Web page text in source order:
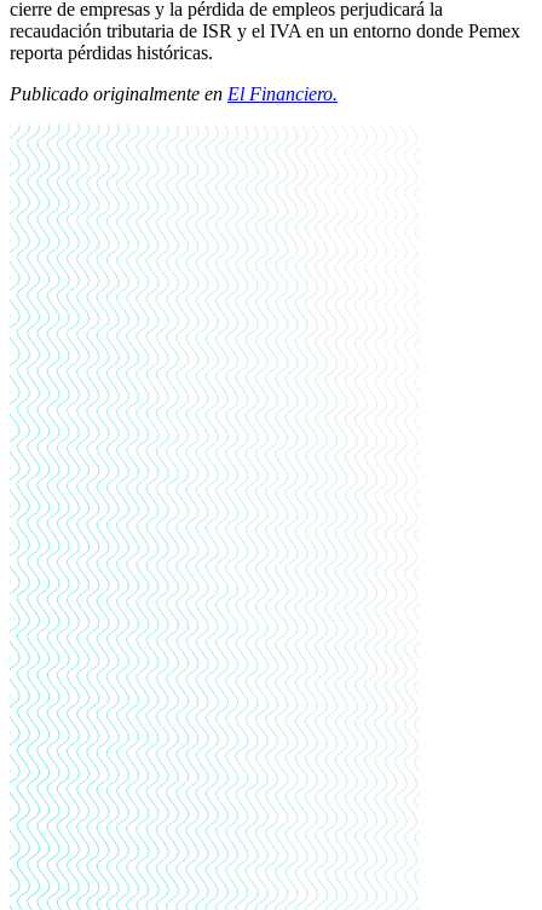
cierre de empresas y la pérdida de empleos perjudicará la
recaudación tributaria de ISR y el IVA en un entorno donde Pemex
reporta pérdidas históricas.
Publicado originalmente en El Financiero.